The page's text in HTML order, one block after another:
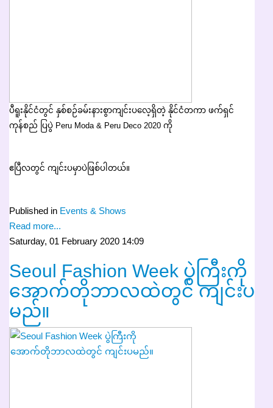
ပီရူးနိုင်ငံတွင် နှစ်စဉ်ခမ်းနားစွာကျင်းပလေ့ရှိတဲ့ နိုင်ငံတကာ ဖက်ရှင်
ကုန်စည် ပြပွဲ Peru Moda & Peru Deco 2020 ကို
ဧပြီလတွင် ကျင်းပမှာပဲဖြစ်ပါတယ်။
Published in Events & Shows
Read more...
Saturday, 01 February 2020 14:09
Seoul Fashion Week ပွဲကြီးကို
အောက်တိုဘာလထဲတွင် ကျင်းပ
မည်။